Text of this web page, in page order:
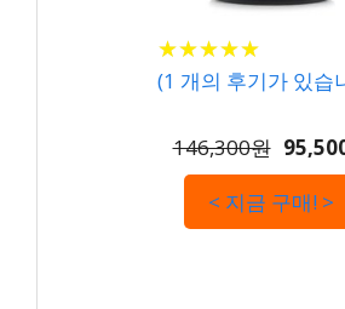
★★★★★
★★★★★
(1 개의 후기가 있습
146,300원
< 지금 구매! >